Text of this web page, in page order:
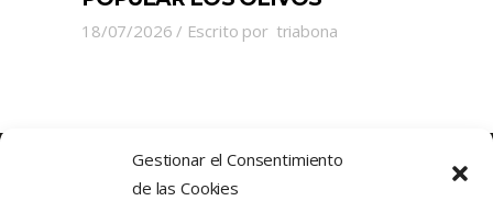
Gestionar el Consentimiento
de las Cookies
18/07/2026 Escrito por triabona